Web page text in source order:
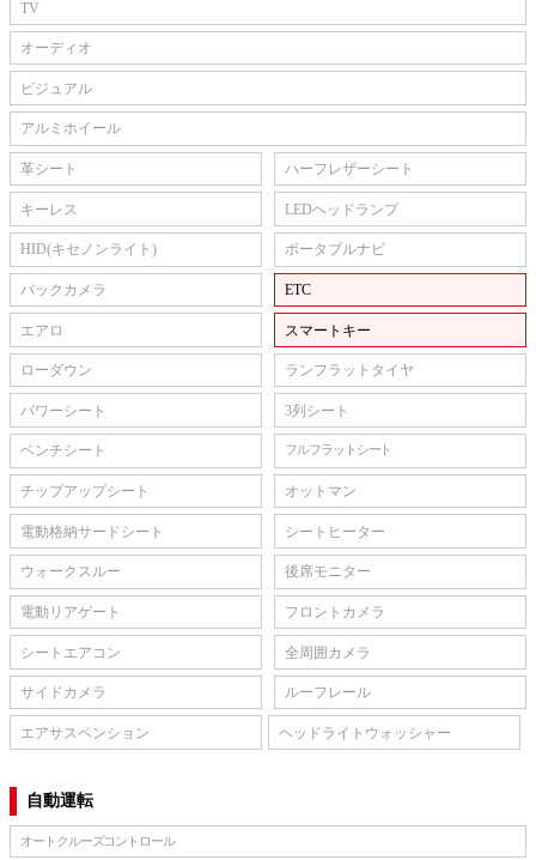
TV
オーディオ
ビジュアル
アルミホイール
革シート ハーフレザーシート
キーレス LEDヘッドランプ
HID(キセノンライト) ポータブルナビ
バックカメラ ETC
エアロ スマートキー
ローダウン ランフラットタイヤ
パワーシート 3列シート
ベンチシート フルフラットシート
チップアップシート オットマン
電動格納サードシート シートヒーター
ウォークスルー 後席モニター
電動リアゲート フロントカメラ
シートエアコン 全周囲カメラ
サイドカメラ ルーフレール
エアサスペンション ヘッドライトウォッシャー
自動運転
オートクルーズコントロール